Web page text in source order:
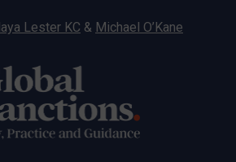
Lester KC & Michael O’Kane